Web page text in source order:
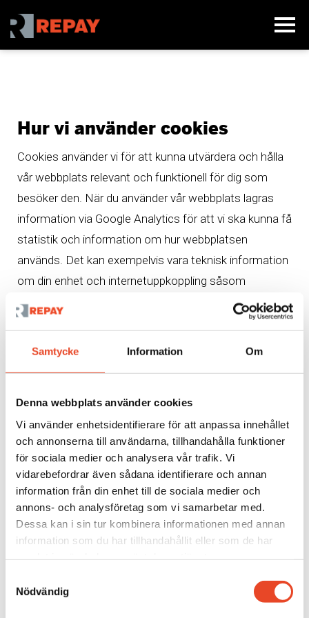
Samtycke Information Om
Denna webbplats använder cookies
Vi använder enhetsidentifierare för att anpassa innehållet
och annonserna till användarna, tillhandahålla funktioner
för sociala medier och analysera vår trafik. Vi
vidarebefordrar även sådana identifierare och annan
information från din enhet till de sociala medier och
annons- och analysföretag som vi samarbetar med.
Dessa kan i sin tur kombinera informationen med annan
information som du har tillhandahållit eller som de har
Nödvändig
Hur vi använder cookies
Cookies använder vi för att kunna utvärdera och hålla
vår webbplats relevant och funktionell för dig som
besöker den. När du använder vår webbplats lagras
information via Google Analytics för att vi ska kunna få
statistik och information om hur webbplatsen
används. Det kan exempelvis vara teknisk information
om din enhet och internetuppkoppling såsom
skärmstorlek, webbläsarversion, geografisk position
välkommen att kontakta oss på:
Repay Invest AB
Truckgatan 1
931 36 Skellefteå
Telefon:
0910-585 900
E-post:info@repay.se